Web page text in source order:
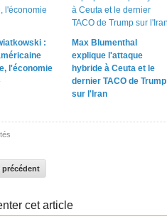
:
l'économie
Max Blumenthal
explique l'attaque
hybride à Ceuta et le
dernier TACO de Trump
sur l'Iran
précédent
cet article